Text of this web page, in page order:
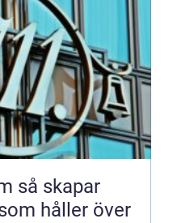
håller över